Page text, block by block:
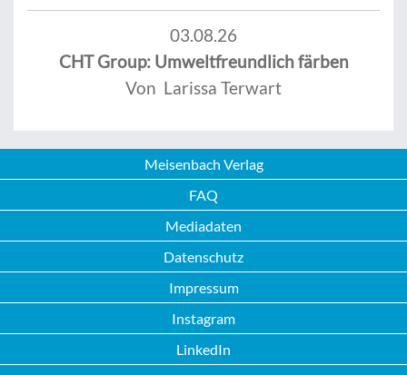
03.08.26
CHT Group: Umweltfreundlich färben
Von Larissa Terwart
Meisenbach Verlag
FAQ
Mediadaten
Datenschutz
Impressum
Instagram
LinkedIn